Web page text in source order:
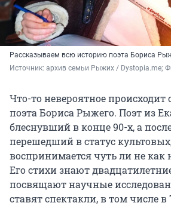
Рассказываем всю историю поэта Бориса
Источник: архив семьи Рыжих / Dystopia.me;
Что-то невероятное происходит
поэта Бориса Рыжего. Поэт из
блеснувший в конце 90-х, а
перешедший в статус
воспринимается чуть ли не как
Его стихи знают
посвящают научные
ставят спектакли, в том числе в